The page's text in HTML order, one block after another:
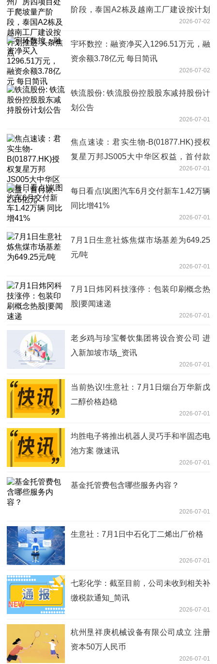
阶段，泰国A2栋及越南工厂建设按计划
2026-07-02
宇环数控：融资净买入1296.51万元，融
资余额3.78亿元 每日简讯
2026-07-02
铁流股份: 铁流股份控股股东减持股份计
划公告
2026-07-01
焦点速读：君实生物-B(01877.HK)授权
复星万邦JS005大中华区权益，首付款
2026-07-01
每日看点!岚图汽车6月交付新车1.42万辆
同比增41%
2026-07-01
7月1日生意社炼焦煤市场基差为649.25
元/吨
2026-07-01
7月1日炜冈科技涨停：包装印刷概念热
股|要闻速递
2026-07-01
老乡鸡与珍宝餐饮集团将设合资公司 进
入新加坡市场_资讯
2026-07-01
当前热议!生意社：7月1日烟台万华新戊
二醇价格趋稳
2026-07-01
均胜电子将推出机器人灵巧手和半固态电
池方案 微速讯
2026-07-01
基金托管费包含哪些服务内容？
2026-07-01
生意社：7月1日中石化丁二烯出厂价格
2026-07-01
七彩化学：截至目前，公司未收到相关补
缴税款通知_简讯
2026-07-01
杭州垦祥庚机械设备有限公司成立 注册
资本50万人民币
2026-07-01